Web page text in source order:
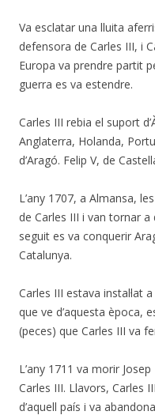
Va esclatar una lluita
defensora de Carles III, i
Europa va prendre partit
guerra es va estendre.
Carles III rebia el suport
Anglaterra, Holanda,
d’Aragó. Felip V, de
L’any 1707, a Almansa,
de Carles III i van tornar
seguit es va conquerir
Catalunya.
Carles III estava instal·lat
que ve d’aquesta època,
(peces) que Carles III va
L’any 1711 va morir
Carles III. Llavors, Carles
d’aquell país i va